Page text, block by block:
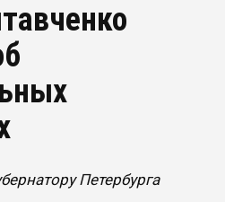
Петербурга